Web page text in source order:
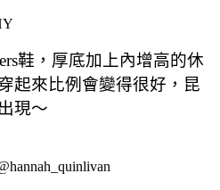
鞋，厚底加上內增高的休
起來比例會變得很好，昆
現～